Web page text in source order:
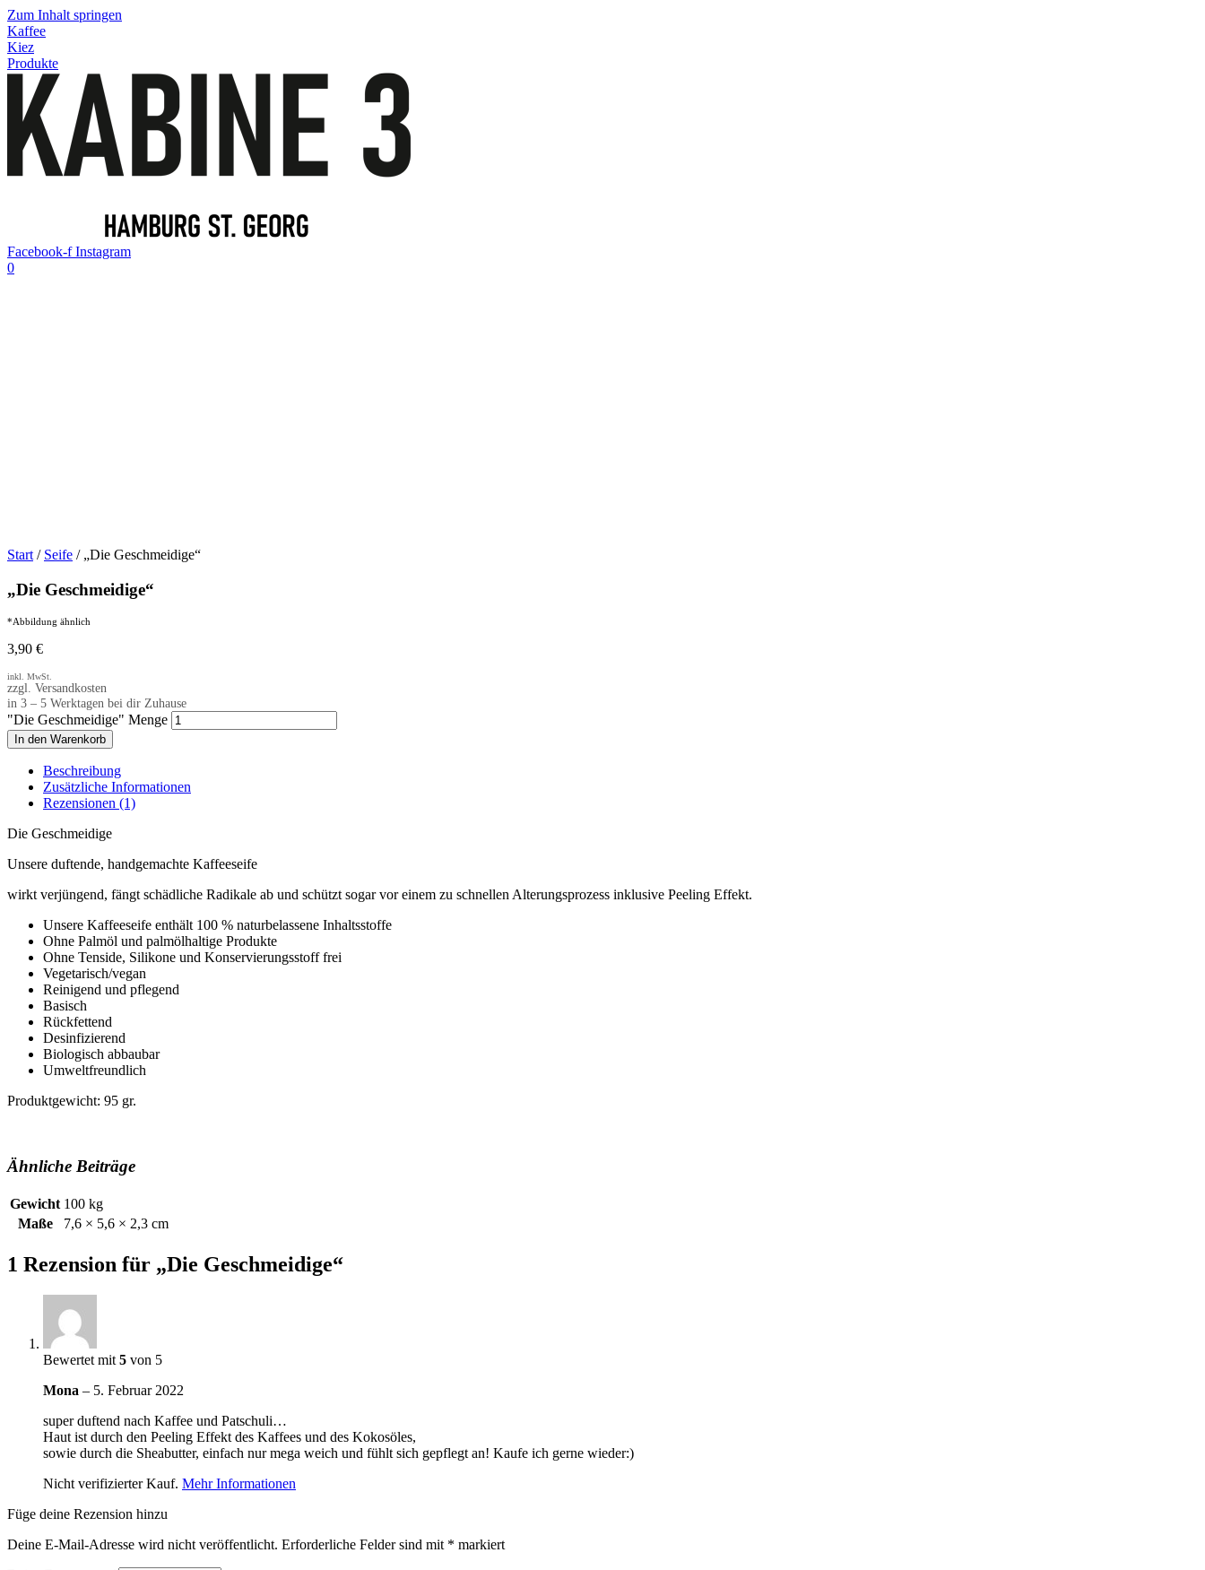
Zum Inhalt springen
Kaffee
Kiez
Produkte
Facebook-f Instagram
0
Start / Seife / „Die Geschmeidige“
„Die Geschmeidige“
*Abbildung ähnlich
3,90 €
inkl. MwSt.
zzgl. Versandkosten
in 3 – 5 Werktagen bei dir Zuhause
"Die Geschmeidige" Menge
In den Warenkorb
Beschreibung
Zusätzliche Informationen
Rezensionen (1)
Die Geschmeidige
Unsere duftende, handgemachte Kaffeeseife
wirkt verjüngend, fängt schädliche Radikale ab und schützt sogar vor einem zu schnellen Alterungsprozess inklusive Peeling Effekt.
Unsere Kaffeeseife enthält 100 % naturbelassene Inhaltsstoffe
Ohne Palmöl und palmölhaltige Produkte
Ohne Tenside, Silikone und Konservierungsstoff frei
Vegetarisch/vegan
Reinigend und pflegend
Basisch
Rückfettend
Desinfizierend
Biologisch abbaubar
Umweltfreundlich
Produktgewicht: 95 gr.
Ähnliche Beiträge
Gewicht 100 kg
Maße
7,6 × 5,6 × 2,3 cm
1 Rezension für „Die Geschmeidige“
Bewertet mit 5 von 5
Mona – 5. Februar 2022
super duftend nach Kaffee und Patschuli…
Haut ist durch den Peeling Effekt des Kaffees und des Kokosöles,
sowie durch die Sheabutter, einfach nur mega weich und fühlt sich gepflegt an! Kaufe ich gerne wieder:)
Nicht verifizierter Kauf. Mehr Informationen
Füge deine Rezension hinzu
Deine E-Mail-Adresse wird nicht veröffentlicht. Erforderliche Felder sind mit * markiert